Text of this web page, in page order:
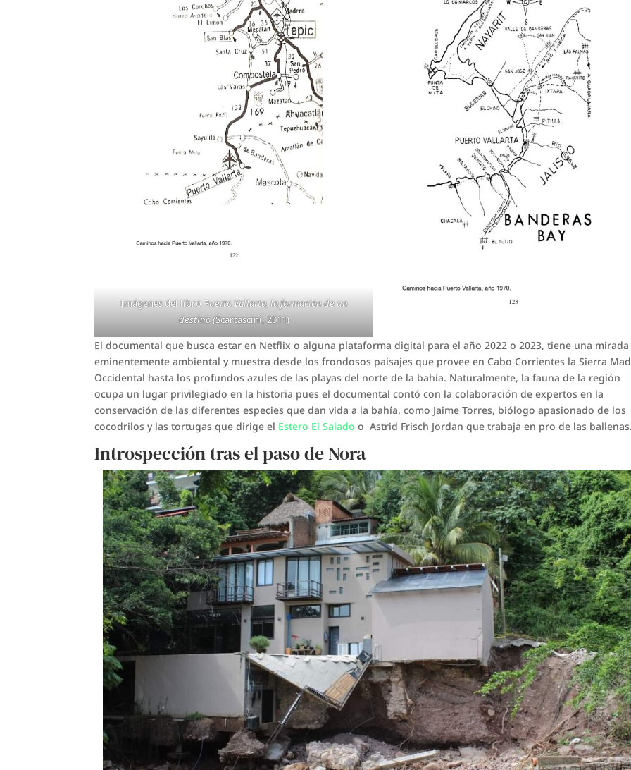
Imágenes del libro Puerto Vallarta, la formación de un
destino (Scartascini, 2011)
El documental que busca estar en Netflix o alguna plataforma digital para el año 2022 o 2023, tiene una mirada
eminentemente ambiental y muestra desde los frondosos paisajes que provee en Cabo Corrientes la Sierra
Occidental hasta los profundos azules de las playas del norte de la bahía. Naturalmente, la fauna de la región
ocupa un lugar privilegiado en la historia pues el documental contó con la colaboración de expertos en la
conservación de las diferentes especies que dan vida a la bahía, como Jaime Torres, biólogo apasionado de los
cocodrilos y las tortugas que dirige el Estero El Salado o Astrid Frisch Jordan que trabaja en pro de las ballenas.
Introspección tras el paso de Nora